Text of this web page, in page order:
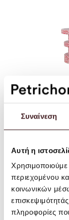
Συναίνεση
Αυτή η
περιεχομένου
κοινωνικών
πληροφορίες